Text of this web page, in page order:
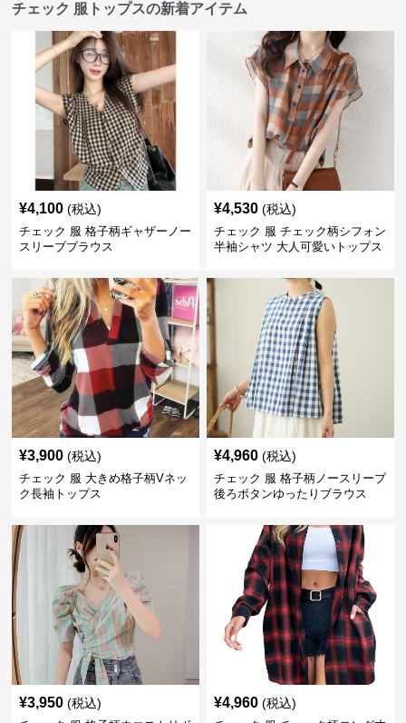
チェック 服トップスの新着アイテム
¥4,100 (税込)
チェック 服 格子柄ギャザーノー
スリーブブラウス
¥4,530 (税込)
チェック 服 チェック柄シフォン
半袖シャツ 大人可愛いトップス
¥3,900 (税込)
チェック 服 大きめ格子柄Vネッ
ク長袖トップス
¥4,960 (税込)
チェック 服 格子柄ノースリーブ
後ろボタンゆったりブラウス
¥3,950 (税込) ¥4,960 (税込)